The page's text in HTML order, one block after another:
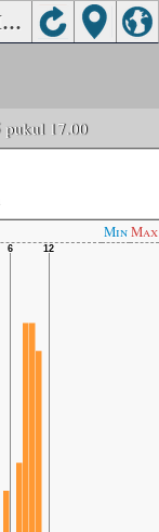
Kualitas Udara City Environmental Monitoring Station, Nanchong
pukul 17.00
MinMax